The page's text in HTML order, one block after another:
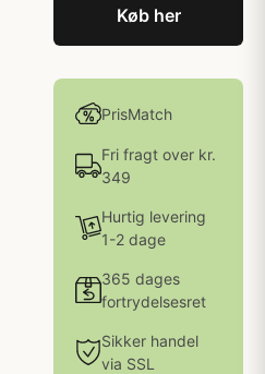
Køb her
PrisMatch
Fri fragt over kr.
349
Hurtig levering
1-2 dage
365 dages
fortrydelsesret
Sikker handel
via SSL